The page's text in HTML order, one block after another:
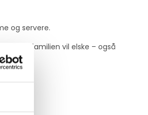
og servere.
hele familien vil elske – også